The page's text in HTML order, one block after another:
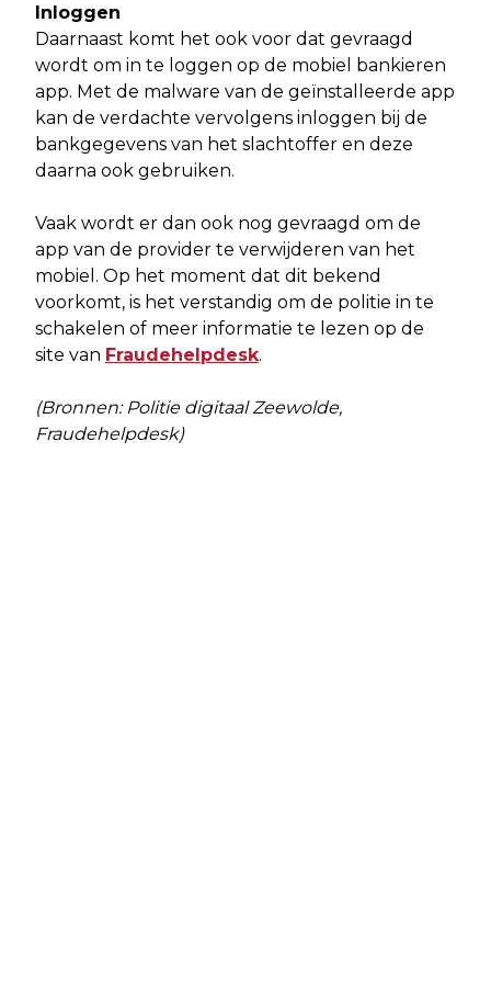
Inloggen
Daarnaast komt het ook voor dat gevraagd
wordt om in te loggen op de mobiel bankieren
app. Met de malware van de geïnstalleerde app
kan de verdachte vervolgens inloggen bij de
bankgegevens van het slachtoffer en deze
daarna ook gebruiken.
Vaak wordt er dan ook nog gevraagd om de
app van de provider te verwijderen van het
mobiel. Op het moment dat dit bekend
voorkomt, is het verstandig om de politie in te
schakelen of meer informatie te lezen op de
site van Fraudehelpdesk.
(Bronnen: Politie digitaal Zeewolde,
Fraudehelpdesk)